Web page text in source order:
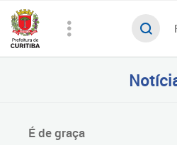
É de graça